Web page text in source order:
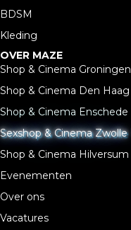
BDSM
Kleding
OVER MAZE
Shop & Cinema Groningen
Shop & Cinema Den Haag
Shop & Cinema Enschede
Sexshop & Cinema Zwolle
Shop & Cinema Hilversum
Evenementen
Over ons
Vacatures